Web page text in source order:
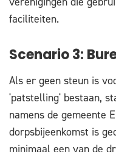
faciliteiten.
Scenario 3:
Als er geen steun is
'patstelling' bestaan,
namens de gemeente
dorpsbijeenkomst is